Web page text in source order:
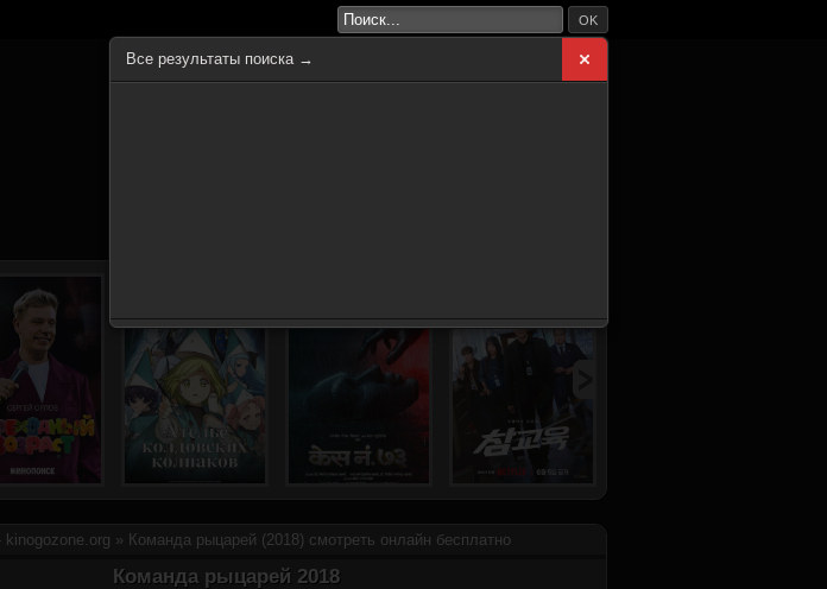
kinogozone.org » Команда рыцарей (2018) смотреть онлайн бесплатно
Команда рыцарей 2018
OK
Все результаты поиска →